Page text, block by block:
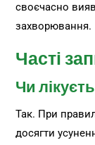
своєчасно
захворювання.
Часті
Чи
Так. При
досягти